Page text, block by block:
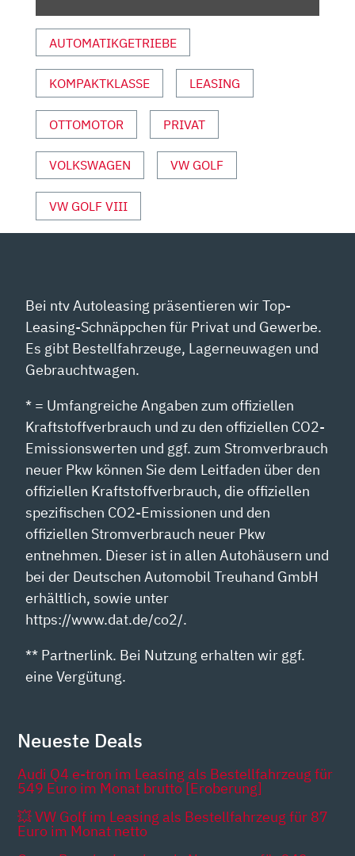
VORSTELLUNG
MIT
SEBASTIAN
FRIEMEL“
YOUTUBE
ANZEIGEN
AUTOMATIKGETRIEBE
KOMPAKTKLASSE LEASING
OTTOMOTOR PRIVAT
VOLKSWAGEN VW GOLF
VW GOLF VIII
Bei ntv Autoleasing präsentieren wir Top-
Leasing-Schnäppchen für Privat und Gewerbe.
Es gibt Bestellfahrzeuge, Lagerneuwagen und
Gebrauchtwagen.
* = Umfangreiche Angaben zum offiziellen
Kraftstoffverbrauch und zu den offiziellen CO2-
Emissionswerten und ggf. zum Stromverbrauch
neuer Pkw können Sie dem Leitfaden über den
offiziellen Kraftstoffverbrauch, die offiziellen
spezifischen CO2-Emissionen und den
offiziellen Stromverbrauch neuer Pkw
entnehmen. Dieser ist in allen Autohäusern und
bei der Deutschen Automobil Treuhand GmbH
erhältlich, sowie unter
https://www.dat.de/co2/.
** Partnerlink. Bei Nutzung erhalten wir ggf.
eine Vergütung.
Neueste Deals
Audi Q4 e-tron im Leasing als Bestellfahrzeug für
549 Euro im Monat brutto [Eroberung]
💥 VW Golf im Leasing als Bestellfahrzeug für 87
Euro im Monat netto